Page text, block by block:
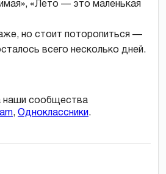
«Лето — это маленькая
но стоит поторопиться —
всего несколько дней.
наши сообщества
, Одноклассники.